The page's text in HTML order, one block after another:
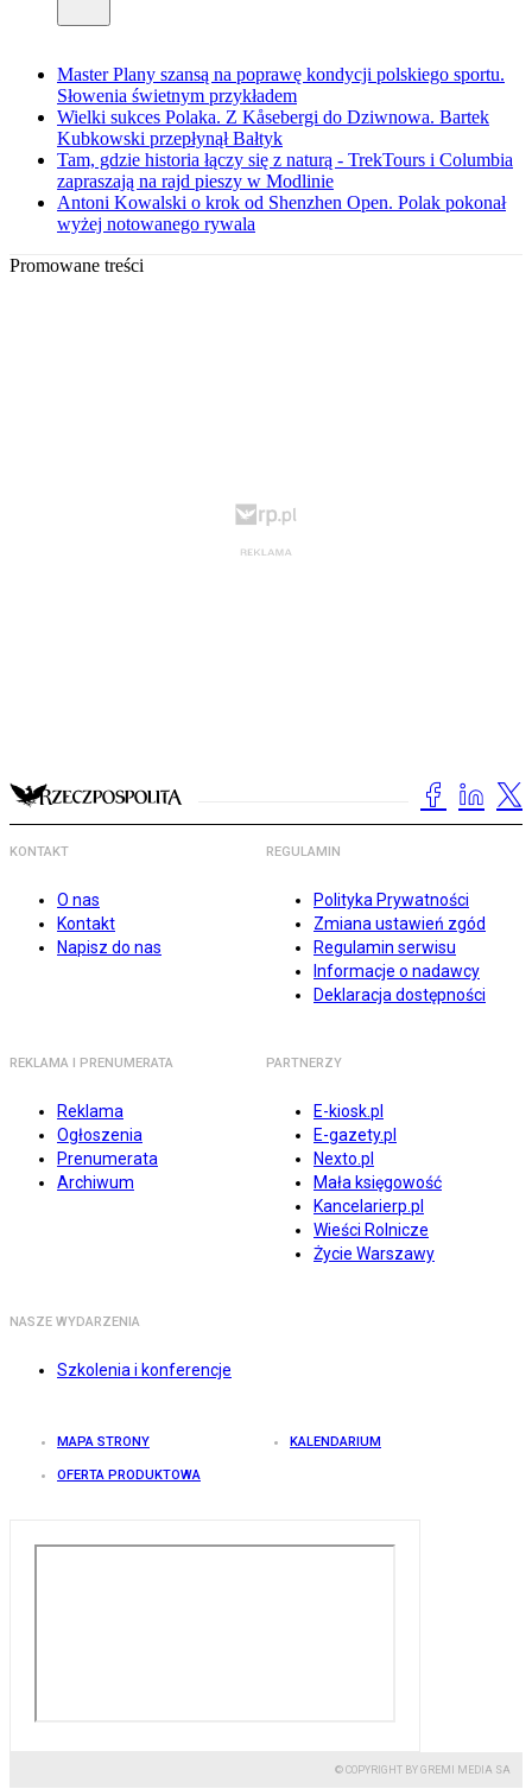
Master Plany szansą na poprawę kondycji polskiego sportu.
Słowenia świetnym przykładem
Wielki sukces Polaka. Z Kåsebergi do Dziwnowa. Bartek
Kubkowski przepłynął Bałtyk
Tam, gdzie historia łączy się z naturą - TrekTours i Columbia
zapraszają na rajd pieszy w Modlinie
Antoni Kowalski o krok od Shenzhen Open. Polak pokonał
wyżej notowanego rywala
Promowane treści
KONTAKT
O nas
Kontakt
Napisz do nas
REGULAMIN
Polityka Prywatności
Zmiana ustawień zgód
Regulamin serwisu
Informacje o nadawcy
Deklaracja dostępności
REKLAMA I PRENUMERATA
Reklama
Ogłoszenia
Prenumerata
Archiwum
PARTNERZY
E-kiosk.pl
E-gazety.pl
Nexto.pl
Mała księgowość
Kancelarierp.pl
Wieści Rolnicze
Życie Warszawy
NASZE WYDARZENIA
Szkolenia i konferencje
MAPA STRONY KALENDARIUM
OFERTA PRODUKTOWA
© COPYRIGHT BY GREMI MEDIA SA